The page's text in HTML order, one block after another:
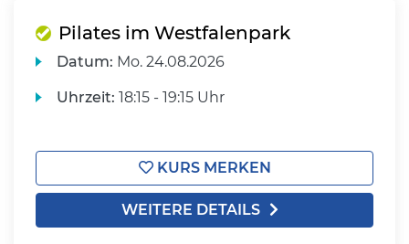
Pilates im Westfalenpark
Datum: Mo. 24.08.2026
Uhrzeit: 18:15 - 19:15 Uhr
KURS MERKEN
WEITERE DETAILS